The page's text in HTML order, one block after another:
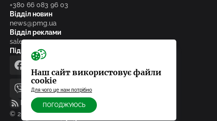
+380 66 083 96 03
Відділ новин
news@pmg.ua
Відділ реклами
sales@pmg.ua
Підписуйтесь на нас у соціальних мережах
facebooktelegram
viber
youtube
RSS-стрічка
© 2010-2026, ТОВ «Редакція газети «Панорама»
Наш сайт використовує файли
cookie
Для чого це нам потрібно
ПОГОДЖУЮСЬ